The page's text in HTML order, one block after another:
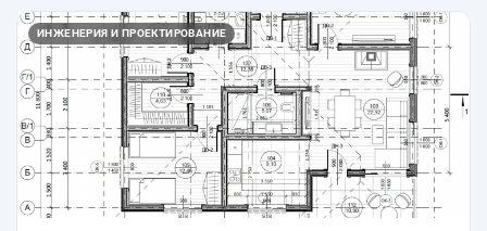
ИНЖЕНЕРИЯ И ПРОЕКТИРОВАНИЕ